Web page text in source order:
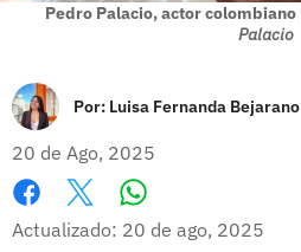
Pedro Palacio, actor colombiano
Palacio
Por: Luisa Fernanda Bejarano
20 de Ago, 2025
Facebook
X
Actualizado: 20 de ago, 2025